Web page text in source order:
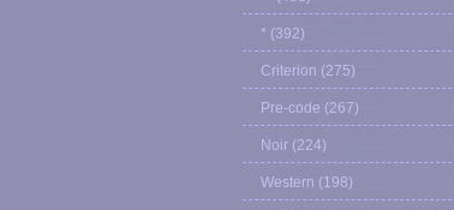
* (392)
Criterion (275)
Pre-code (267)
Noir (224)
Western (198)